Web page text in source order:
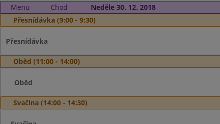
Menu Chod
Neděle 30. 12. 2018
Přesnídávka (9:00 - 9:30)
Přesnídávka
Oběd (11:00 - 14:00)
Oběd
Svačina (14:00 - 14:30)